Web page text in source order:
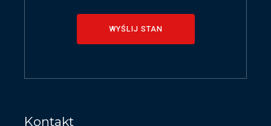
WYŚLIJ STAN
Kontakt